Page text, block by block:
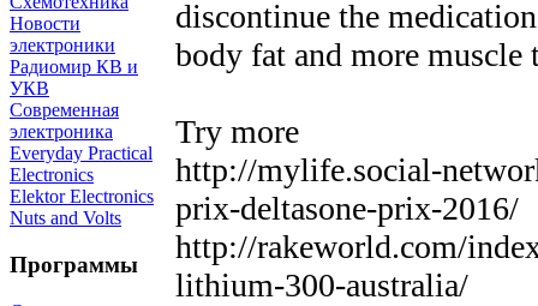
Новости
электроники
Радиомир КВ и
УКВ
Современная
электроника
Everyday Practical
Electronics
Elektor Electronics
Nuts and Volts
Программы
discontinue the
body fat and more muscle
Try more
http://mylife.social-
prix-deltasone-prix-2016/
http://rakeworld.com/
lithium-300-australia/